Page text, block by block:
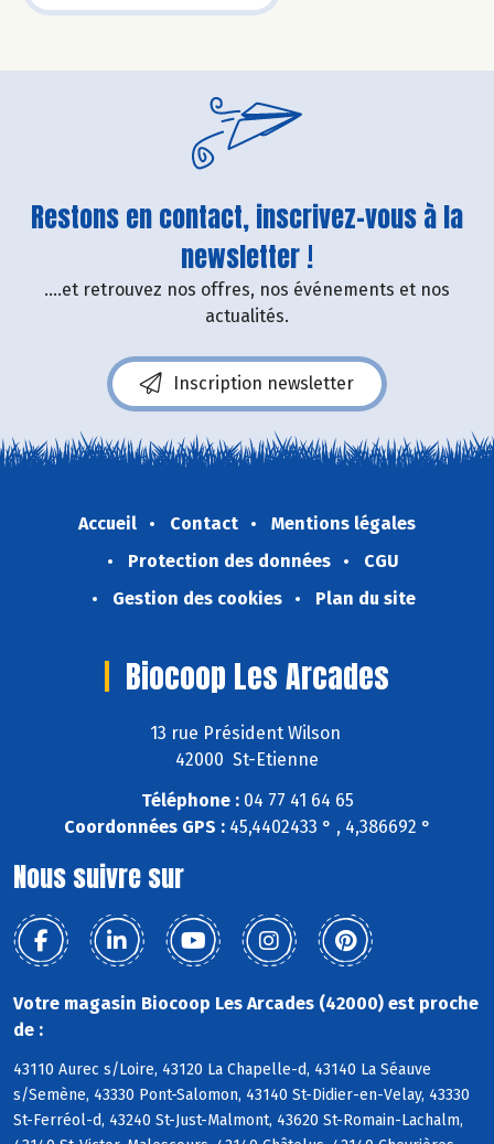
Restons en contact, inscrivez-vous à la
newsletter !
....et retrouvez nos offres, nos événements et nos
actualités.
Inscription newsletter
Accueil Contact
Mentions légales
Protection des données
CGU
Gestion des cookies
Plan du site
Biocoop Les Arcades
13 rue Président Wilson
42000 St-Etienne
Téléphone :04 77 41 64 65
Coordonnées GPS :45,4402433 ° , 4,386692 °
Nous suivre sur
Votre magasin Biocoop Les Arcades (42000) est proche
de :
43110 Aurec s/Loire, 43120 La Chapelle-d, 43140 La Séauve
s/Semène, 43330 Pont-Salomon, 43140 St-Didier-en-Velay, 43330
St-Ferréol-d, 43240 St-Just-Malmont, 43620 St-Romain-Lachalm,